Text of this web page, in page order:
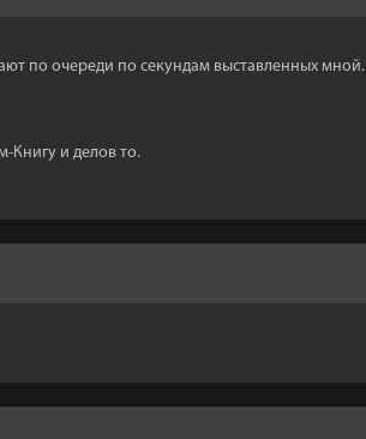
по очереди по секундам выставленных мной.
Книгу и делов то.